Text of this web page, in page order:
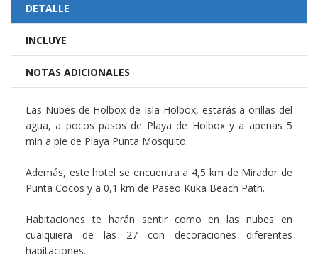
DETALLE
INCLUYE
NOTAS ADICIONALES
Las Nubes de Holbox de Isla Holbox, estarás a orillas del
agua, a pocos pasos de Playa de Holbox y a apenas 5
min a pie de Playa Punta Mosquito.
Además, este hotel se encuentra a 4,5 km de Mirador de
Punta Cocos y a 0,1 km de Paseo Kuka Beach Path.
Habitaciones te harán sentir como en las nubes en
cualquiera de las 27 con decoraciones diferentes
habitaciones.